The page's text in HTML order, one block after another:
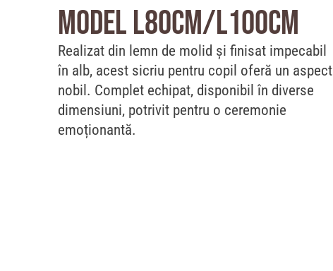
MODEL L80cm/L100cm
Realizat din lemn de molid și finisat impecabil
în alb, acest sicriu pentru copil oferă un aspect
nobil. Complet echipat, disponibil în diverse
dimensiuni, potrivit pentru o ceremonie
emoționantă.